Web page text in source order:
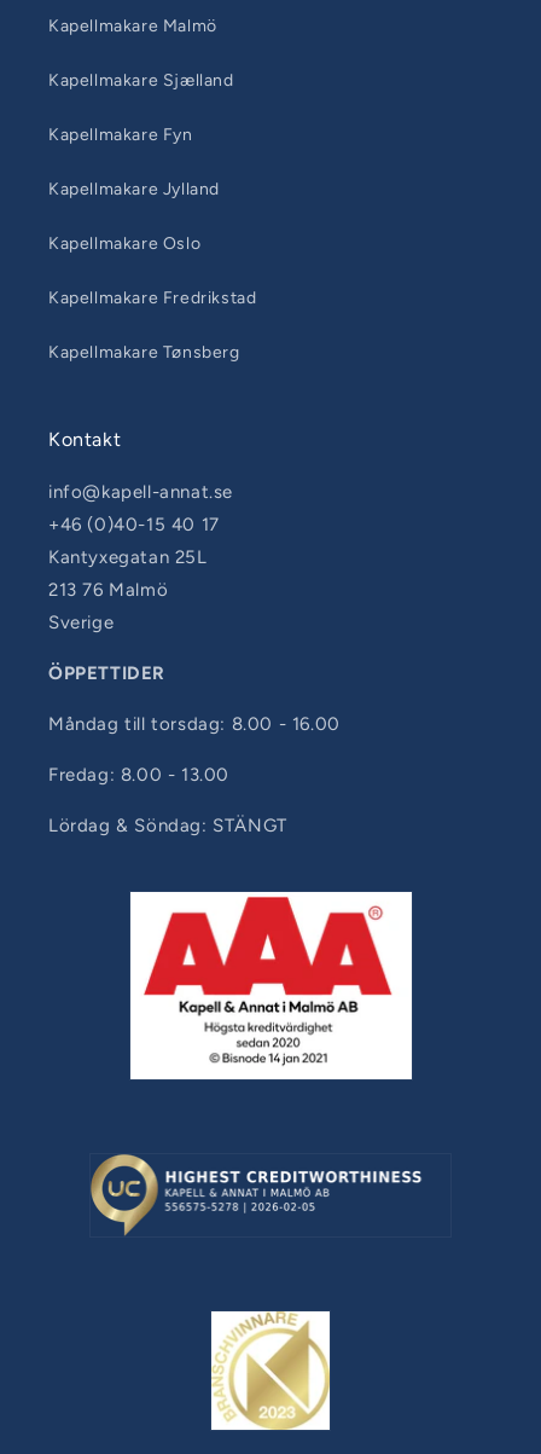
Kapellmakare Malmö
Kapellmakare Sjælland
Kapellmakare Fyn
Kapellmakare Jylland
Kapellmakare Oslo
Kapellmakare Fredrikstad
Kapellmakare Tønsberg
Kontakt
info@kapell-annat.se
+46 (0)40-15 40 17
Kantyxegatan 25L
213 76 Malmö
Sverige
ÖPPETTIDER
Måndag till torsdag: 8.00 - 16.00
Fredag: 8.00 - 13.00
Lördag & Söndag: STÄNGT